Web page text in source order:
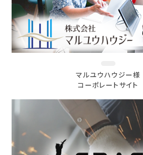
マルユウハウジー様
コーポレートサイト